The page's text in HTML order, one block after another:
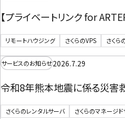
【プライベートリンク for
リモートハウジング さくらのVPS さくら
サービスのお知らせ2026.7.29
令和8年熊本地震に係る災害
さくらのレンタルサーバ さくらのマネージ